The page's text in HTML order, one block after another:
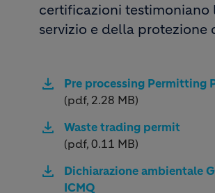
certificazioni testimoniano
servizio e della protezione
Pre processing Permitting
(pdf, 2.28 MB)
Waste trading permit
(pdf, 0.11 MB)
Dichiarazione ambientale
ICMQ